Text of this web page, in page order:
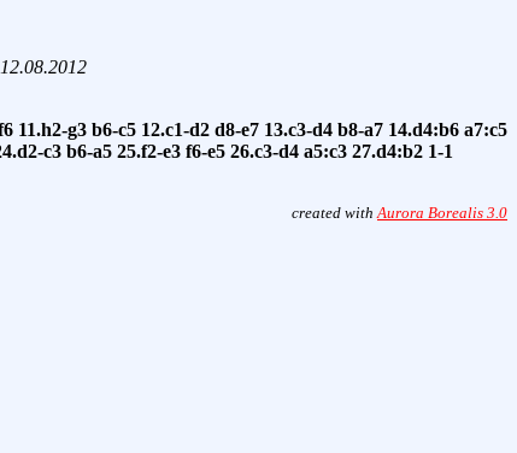
11.h2-g3 b6-c5 12.c1-d2 d8-e7 13.c3-d4 b8-a7 14.d4:b6 a7:c5
c3 b6-a5 25.f2-e3 f6-e5 26.c3-d4 a5:c3 27.d4:b2 1-1
created withAurora Borealis 3.0